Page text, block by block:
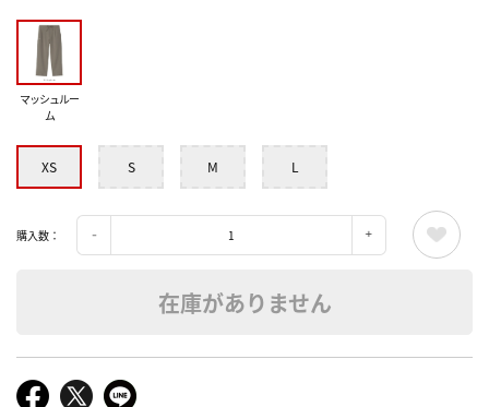
マッシュルー
ム
XS S M L
購入数：
在庫がありません